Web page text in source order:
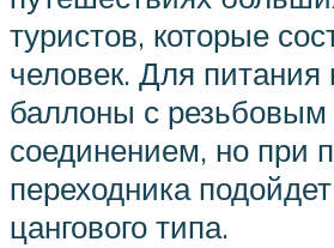
туристов, которые
человек. Для
баллоны с резьбовым
соединением, но при
переходника
цангового типа.